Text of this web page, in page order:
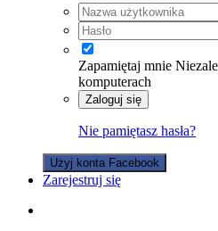
Zapamiętaj mnie
komputerach
Zaloguj się
Nie pamiętasz hasła?
Użyj konta Facebook
Zarejestruj się